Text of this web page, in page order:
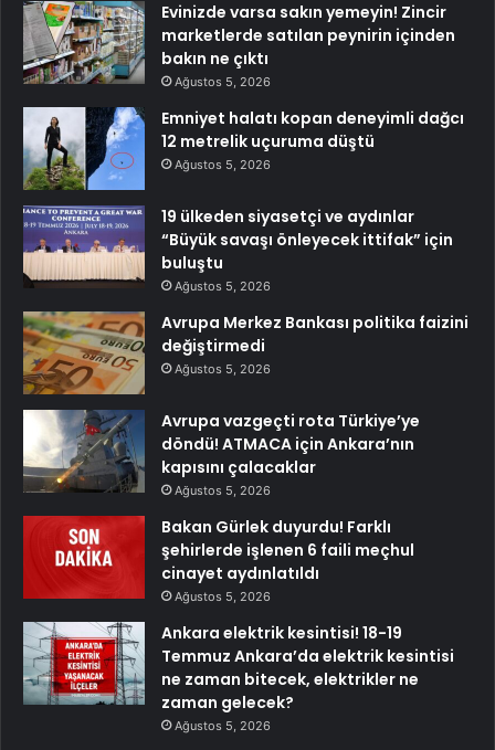
Evinizde varsa sakın yemeyin! Zincir
marketlerde satılan peynirin içinden
bakın ne çıktı
Ağustos 5, 2026
Emniyet halatı kopan deneyimli dağcı
12 metrelik uçuruma düştü
Ağustos 5, 2026
19 ülkeden siyasetçi ve aydınlar
“Büyük savaşı önleyecek ittifak” için
buluştu
Ağustos 5, 2026
Avrupa Merkez Bankası politika faizini
değiştirmedi
Ağustos 5, 2026
Avrupa vazgeçti rota Türkiye’ye
döndü! ATMACA için Ankara’nın
kapısını çalacaklar
Ağustos 5, 2026
Bakan Gürlek duyurdu! Farklı
şehirlerde işlenen 6 faili meçhul
cinayet aydınlatıldı
Ağustos 5, 2026
Ankara elektrik kesintisi! 18-19
Temmuz Ankara’da elektrik kesintisi
ne zaman bitecek, elektrikler ne
zaman gelecek?
Ağustos 5, 2026